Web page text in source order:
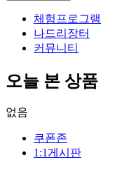
체험프로그램
나드리장터
커뮤니티
오늘 본 상품
없음
쿠폰존
1:1게시판